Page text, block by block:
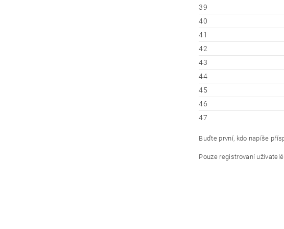
39
40
41
42
43
44
45
46
47
Buďte první, kdo napíše
Pouze registrovaní